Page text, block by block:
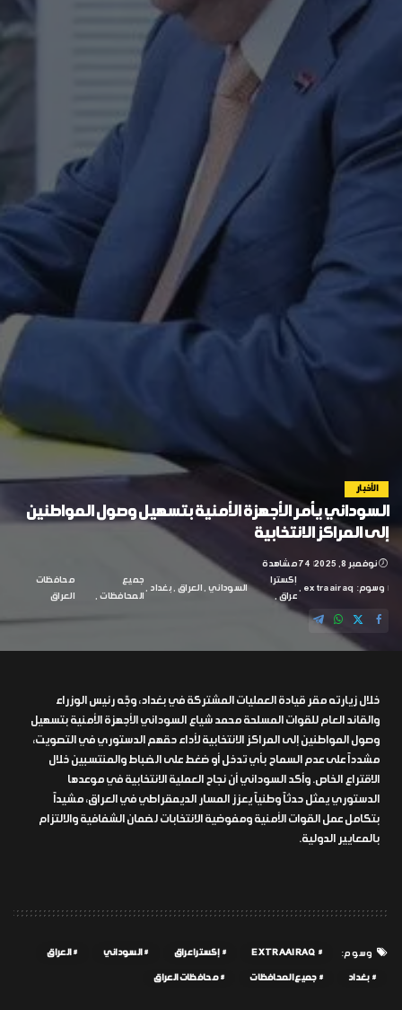
الأخبار
السوداني يأمر الأجهزة الأمنية بتسهيل وصول المواطنين
إلى المراكز الانتخابية
نوفمبر 8, 2025 74 مشاهدة
وسوم: extraairaq
إكسترا
عراق
السوداني العراق بغداد
جميع
المحافظات
محافظات
العراق
خلال زيارته مقر قيادة العمليات المشتركة في بغداد، وجّه رئيس الوزراء
والقائد العام للقوات المسلحة محمد شياع السوداني الأجهزة الأمنية بتسهيل
وصول المواطنين إلى المراكز الانتخابية لأداء حقهم الدستوري في التصويت،
مشدداً على عدم السماح بأي تدخل أو ضغط على الضباط والمنتسبين خلال
الاقتراع الخاص. وأكد السوداني أن نجاح العملية الانتخابية في موعدها
الدستوري يمثل حدثاً وطنياً يعزز المسار الديمقراطي في العراق، مشيداً
بتكامل عمل القوات الأمنية ومفوضية الانتخابات لضمان الشفافية والالتزام
بالمعايير الدولية.
وسوم: EXTRAAIRAQ إكسترا عراق السوداني العراق
بغداد جميع المحافظات محافظات العراق